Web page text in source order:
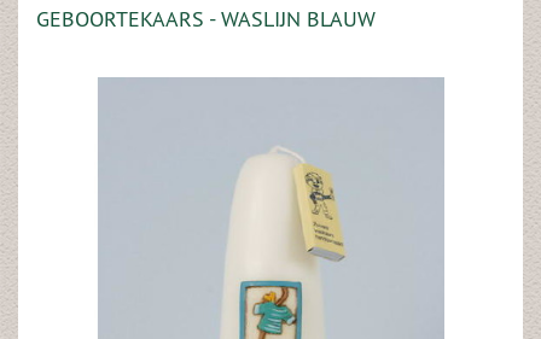
GEBOORTEKAARS - WASLIJN BLAUW